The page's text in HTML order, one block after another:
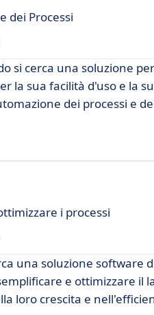
dei Processi
si cerca una soluzione
la sua facilità d'uso e la
dei processi e
i processi
una soluzione software
e ottimizzare
loro crescita e